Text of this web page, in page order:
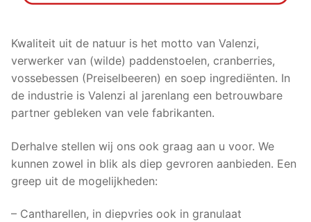
Kwaliteit uit de natuur is het motto van Valenzi,
verwerker van (wilde) paddenstoelen, cranberries,
vossebessen (Preiselbeeren) en soep ingrediënten. In
de industrie is Valenzi al jarenlang een betrouwbare
partner gebleken van vele fabrikanten.
Derhalve stellen wij ons ook graag aan u voor. We
kunnen zowel in blik als diep gevroren aanbieden. Een
greep uit de mogelijkheden:
– Cantharellen, in diepvries ook in granulaat